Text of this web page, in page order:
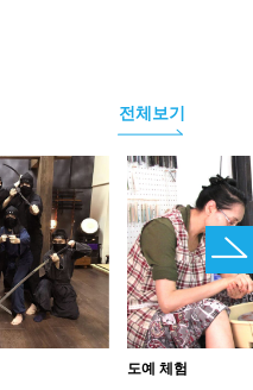
전체보기
도예 체험